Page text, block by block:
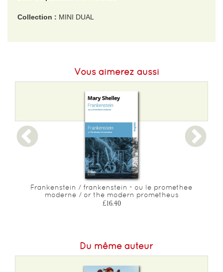
Collection : MINI DUAL
Vous aimerez aussi
Frankenstein / frankenstein - ou le promethee
moderne / or the modern prometheus
£16.40
Du même auteur